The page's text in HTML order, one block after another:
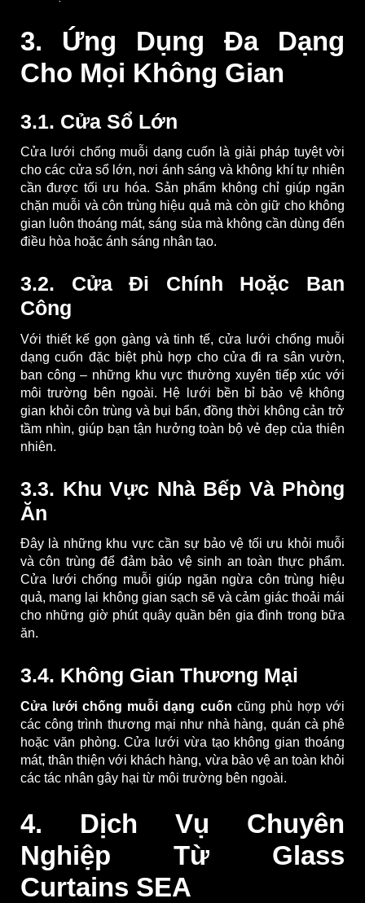
3. Ứng Dụng Đa Dạng
Cho Mọi Không Gian
3.1. Cửa Sổ Lớn
Cửa lưới chống muỗi dạng cuốn là giải pháp tuyệt vời
cho các cửa sổ lớn, nơi ánh sáng và không khí tự nhiên
cần được tối ưu hóa. Sản phẩm không chỉ giúp ngăn
chặn muỗi và côn trùng hiệu quả mà còn giữ cho không
gian luôn thoáng mát, sáng sủa mà không cần dùng đến
điều hòa hoặc ánh sáng nhân tạo.
3.2. Cửa Đi Chính Hoặc Ban
Công
Với thiết kế gọn gàng và tinh tế, cửa lưới chống muỗi
dạng cuốn đặc biệt phù hợp cho cửa đi ra sân vườn,
ban công – những khu vực thường xuyên tiếp xúc với
môi trường bên ngoài. Hệ lưới bền bỉ bảo vệ không
gian khỏi côn trùng và bụi bẩn, đồng thời không cản trở
tầm nhìn, giúp bạn tận hưởng toàn bộ vẻ đẹp của thiên
nhiên.
3.3. Khu Vực Nhà Bếp Và Phòng
Ăn
Đây là những khu vực cần sự bảo vệ tối ưu khỏi muỗi
và côn trùng để đảm bảo vệ sinh an toàn thực phẩm.
Cửa lưới chống muỗi giúp ngăn ngừa côn trùng hiệu
quả, mang lại không gian sạch sẽ và cảm giác thoải mái
cho những giờ phút quây quần bên gia đình trong bữa
ăn.
3.4. Không Gian Thương Mại
Cửa lưới chống muỗi dạng cuốn cũng phù hợp với
các công trình thương mại như nhà hàng, quán cà phê
hoặc văn phòng. Cửa lưới vừa tạo không gian thoáng
mát, thân thiện với khách hàng, vừa bảo vệ an toàn khỏi
các tác nhân gây hại từ môi trường bên ngoài.
4. Dịch Vụ Chuyên
Nghiệp Từ Glass
Curtains SEA